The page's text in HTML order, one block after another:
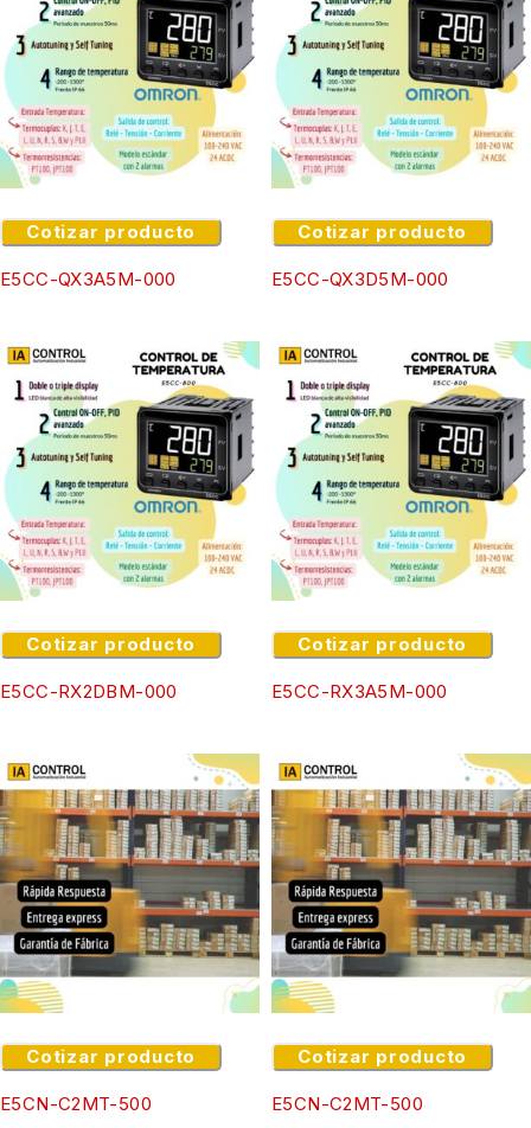
Cotizar producto
E5CC-QX3A5M-000
Cotizar producto
E5CC-QX3D5M-000
Cotizar producto
E5CC-RX2DBM-000
Cotizar producto
E5CC-RX3A5M-000
Cotizar producto
E5CN-C2MT-500
Cotizar producto
E5CN-C2MT-500